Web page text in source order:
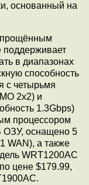
основанный на
поддерживает
в диапазонах
способность
с четырьмя
2x2) и
1.3Gbps)
процессором
ОЗУ, оснащено 5
WAN), а также
WRT1200AC
цене $179.99,